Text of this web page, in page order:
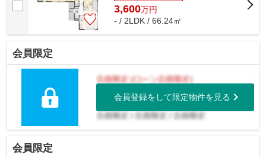
3,600万円
- / 2LDK / 66.24㎡
会員限定
会員登録をして限定物件を見る
会員限定